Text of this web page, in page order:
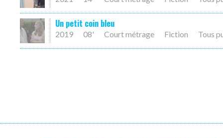
Un petit coin bleu
2019 08' Court métrage Fiction Tous